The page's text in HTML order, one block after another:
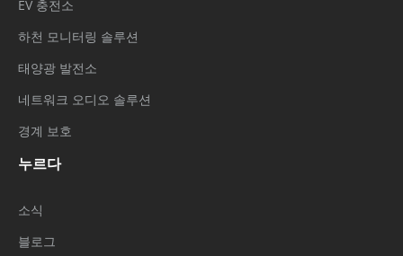
EV 충전소
하천 모니터링 솔루션
태양광 발전소
네트워크 오디오 솔루션
경계 보호
누르다
소식
블로그